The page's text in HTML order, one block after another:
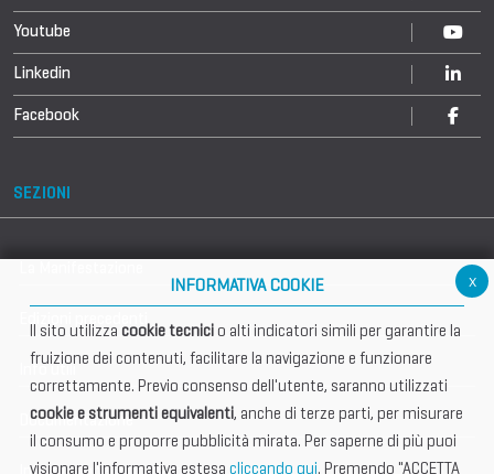
Youtube
Linkedin
Facebook
SEZIONI
Info utili
Documentazione
x
INFORMATIVA COOKIE
Il sito utilizza cookie tecnicio alti indicatori simili per garantire la
fruizione dei contenuti, facilitare la navigazione e funzionare
correttamente. Previo consenso dell'utente, saranno utilizzati
cookie e strumenti equivalenti, anche di terze parti, per misurare
il consumo e proporre pubblicità mirata. Per saperne di più puoi
visionare l'informativa estesa cliccando qui. Premendo "ACCETTA